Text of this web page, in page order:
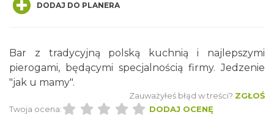
DODAJ DO PLANERA
Bar z tradycyjną polską kuchnią i najlepszymi
pierogami, będącymi specjalnością firmy. Jedzenie
"jak u mamy".
Zauważyłeś błąd w treści? ZGŁOŚ
Twoja ocena:
DODAJ OCENĘ